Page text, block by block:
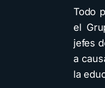
Todo
el
jefes
a
la